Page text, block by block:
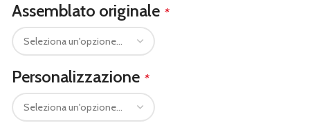
Assemblato originale *
Personalizzazione *